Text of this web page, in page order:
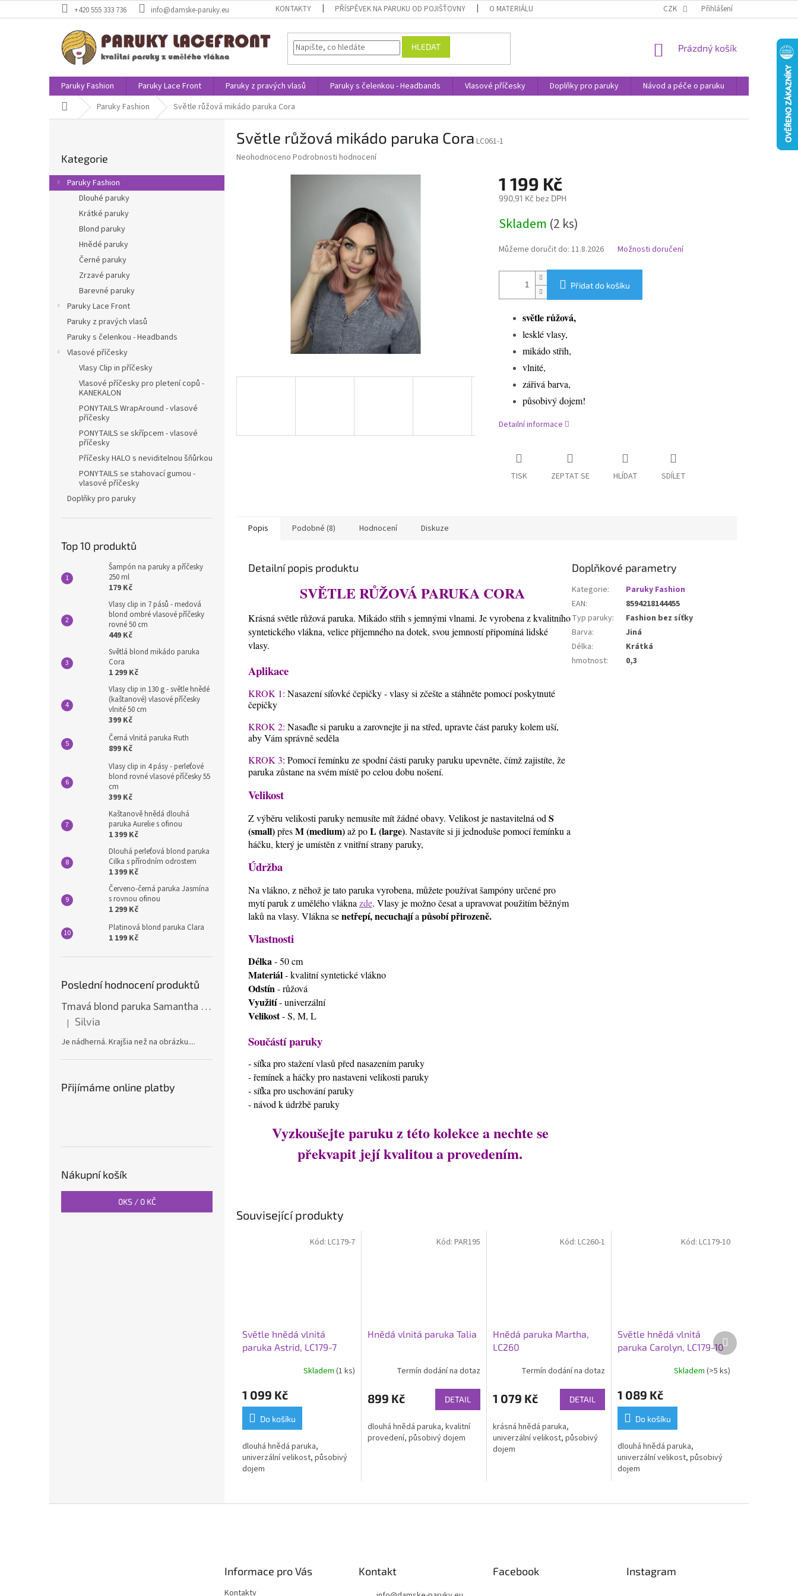
na
+420 555 333 736 info@damske-paruky.eu KONTAKTY PŘÍSPĚVEK NA PARUKU OD POJIŠŤOVNY O MATERIÁLU OBCHODNÍ PODMÍNKY PODMÍNKY
CZK Přihlášení
HLEDAT
NÁKUPNÍ
Prázdný košík
Paruky Fashion Paruky Lace Front Paruky z pravých vlasů Paruky s čelenkou - Headbands Vlasové příčesky Doplňky pro paruky Návod a péče o paruku
Příspěvek
Domů Paruky Fashion Světle růžová mikádo paruka Cora
r
a
kategorie
Kategorie
Paruky Fashion
Dlouhé paruky
Krátké paruky
Blond paruky
Hnědé paruky
Černé paruky
Zrzavé paruky
Barevné paruky
Paruky Lace Front
Paruky z pravých vlasů
Paruky s čelenkou - Headbands
Vlasové příčesky
Vlasy Clip in příčesky
Vlasové příčesky pro pletení copů -
KANEKALON
PONYTAILS WrapAround - vlasové
příčesky
PONYTAILS se skřípcem - vlasové
příčesky
Příčesky HALO s neviditelnou šňůrkou
PONYTAILS se stahovací gumou -
vlasové příčesky
Doplňky pro paruky
Top 10 produktů
Šampón na paruky a příčesky
250 ml
179 Kč
Vlasy clip in 7 pásů - medová
blond ombré vlasové příčesky
rovné 50 cm
449 Kč
Světlá blond mikádo paruka
Cora
1 299 Kč
Vlasy clip in 130 g - světle hnědé
(kaštanové) vlasové příčesky
vlnité 50 cm
399 Kč
Černá vlnitá paruka Ruth
899 Kč
Vlasy clip in 4 pásy - perleťové
blond rovné vlasové příčesky 55
cm
399 Kč
Kaštanově hnědá dlouhá
paruka Aurelie s ofinou
1 399 Kč
Dlouhá perleťová blond paruka
Cilka s přírodním odrostem
1 399 Kč
Červeno-černá paruka Jasmína
s rovnou ofinou
1 299 Kč
Platinová blond paruka Clara
1 199 Kč
Poslední hodnocení produktů
Tmavá blond paruka Samantha s melíry
Hodnocení produktu je 5 z 5 hvězdiček.
| Silvia
Je nádherná. Krajšia než na obrázku....
Přijímáme online platby
Nákupní košík
0KS / 0 KČ
Světle růžová mikádo paruka Cora LC061-1
Průměrné
Neohodnoceno Podrobnosti hodnocení
1 199 Kč
990,91 Kč bez DPH
cena:
Skladem (2 ks)
Můžeme doručit do: 11.8.2026 Možnosti doručení
Přidat do košíku
světle růžová,
lesklé vlasy,
mikádo střih,
vlnité,
zářivá barva,
působivý dojem!
Detailní informace
TISK ZEPTAT SE HLÍDAT SDÍLET
Související produkty
Světle hnědá vlnitá
paruka Astrid, LC179-7
Skladem (1 ks)
1 099 Kč
Do košíku
dlouhá hnědá paruka,
univerzální velikost, působivý
dojem
Kód: LC179-7
Hnědá vlnitá paruka Talia
Termín dodání na dotaz
899 Kč DETAIL
dlouhá hnědá paruka, kvalitní
provedení, působivý dojem
Kód: PAR195
Hnědá paruka Martha,
LC260
Termín dodání na dotaz
1 079 Kč DETAIL
krásná hnědá paruka,
univerzální velikost, působivý
dojem
Kód:LC260-1
Světle hnědá vlnitá
paruka Carolyn, LC179-10
Skladem (>5 ks)
1 089 Kč
Do košíku
dlouhá hnědá paruka,
univerzální velikost, působivý
dojem
Kód: LC179-10
Další
produkt
Popis Podobné (8) Hodnocení Diskuze
Detailní popis produktu
SVĚTLE RŮŽOVÁ PARUKA CORA
Krásná světle růžová paruka. Mikádo střih s jemnými vlnami. Je vyrobena z kvalitního
syntetického vlákna, velice příjemného na dotek, svou jemností připomíná lidské
vlasy.
Aplikace
KROK 1: Nasazení síťovké čepičky - vlasy si zčešte a stáhněte pomocí poskytnuté
čepičky
KROK 2: Nasaďte si paruku a zarovnejte ji na střed, upravte část paruky kolem uší,
aby Vám správně seděla
KROK 3: Pomocí řemínku ze spodní části paruky paruku upevněte, čímž zajistíte, že
paruka zůstane na svém místě po celou dobu nošení.
Velikost
Z výběru velikosti paruky nemusíte mít žádné obavy. Velikost je nastavitelná od S
(small)přesM (medium)až poL (large). Nastavíte si ji jednoduše pomocí řemínku a
háčku, který je umístěn z vnitřní strany paruky,
Údržba
Na vlákno, z něhož je tato paruka vyrobena, můžete používat šampóny určené pro
mytí paruk z umělého vláknazde. Vlasy je možno česat a upravovat použitím běžným
laků na vlasy. Vlákna senetřepí, necuchajíapůsobí přirozeně.
Vlastnosti
Délka - 50 cm
Materiál- kvalitní syntetické vlákno
Odstín - růžová
Využití- univerzální
Velikost- S, M, L
Součástí paruky
- síťka pro stažení vlasů před nasazením paruky
- řemínek a háčky pro nastaveni velikosti paruky
- síťka pro uschování paruky
- návod k údržbě paruky
Vyzkoušejte paruku z této kolekce a nechte se
překvapit její kvalitou a provedením.
Doplňkové parametry
Kategorie:
Paruky Fashion
EAN:
8594218144455
Typ paruky:
Fashion bez síťky
Barva:
Jiná
Délka:
Krátká
hmotnost: 0,3
Informace pro Vás
Kontakty
Kontakt Facebook Instagram